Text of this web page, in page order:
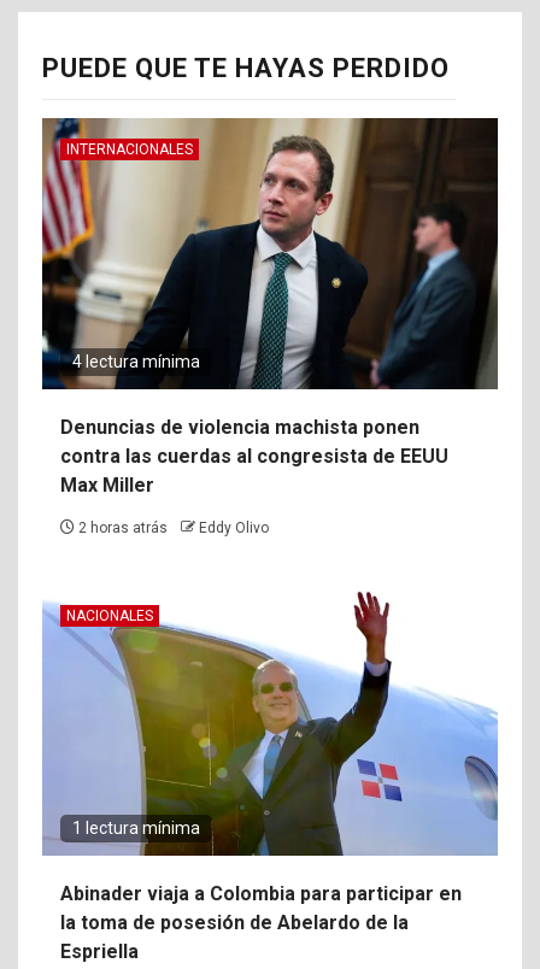
PUEDE QUE TE HAYAS PERDIDO
INTERNACIONALES
4 lectura mínima
Denuncias de violencia machista ponen
contra las cuerdas al congresista de EEUU
Max Miller
2 horas atrás Eddy Olivo
NACIONALES
1 lectura mínima
Abinader viaja a Colombia para participar en
la toma de posesión de Abelardo de la
Espriella